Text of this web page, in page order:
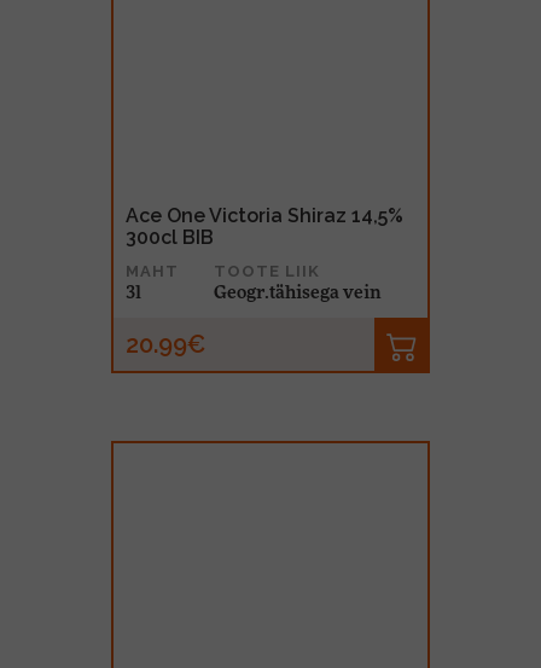
Ace One Victoria Shiraz 14,5%
300cl BIB
MAHT
3l
TOOTE LIIK
Geogr.tähisega vein
20.99€